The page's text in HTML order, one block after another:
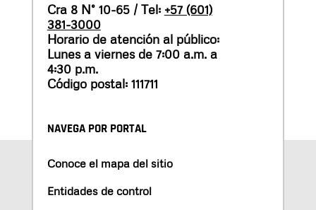
Cra 8 N° 10-65 / Tel: +57 (601)
381-3000
Horario de atención al público:
Lunes a viernes de 7:00 a.m. a
4:30 p.m.
Código postal: 111711
NAVEGA POR PORTAL
Conoce el mapa del sitio
Entidades de control